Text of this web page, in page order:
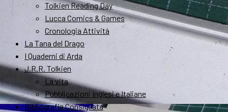
Tolkien Reading Day
Lucca Comics & Games
Cronologia Attività
La Tana del Drago
I Quaderni di Arda
J.R.R. Tolkien
La vita
Pubblicazioni Inglesi e Italiane
Bibliografia Consigliata